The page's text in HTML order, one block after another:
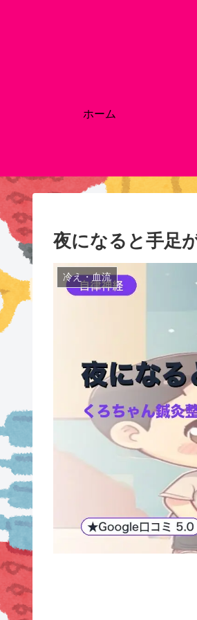
ホーム
夜になると手足
冷え・血流